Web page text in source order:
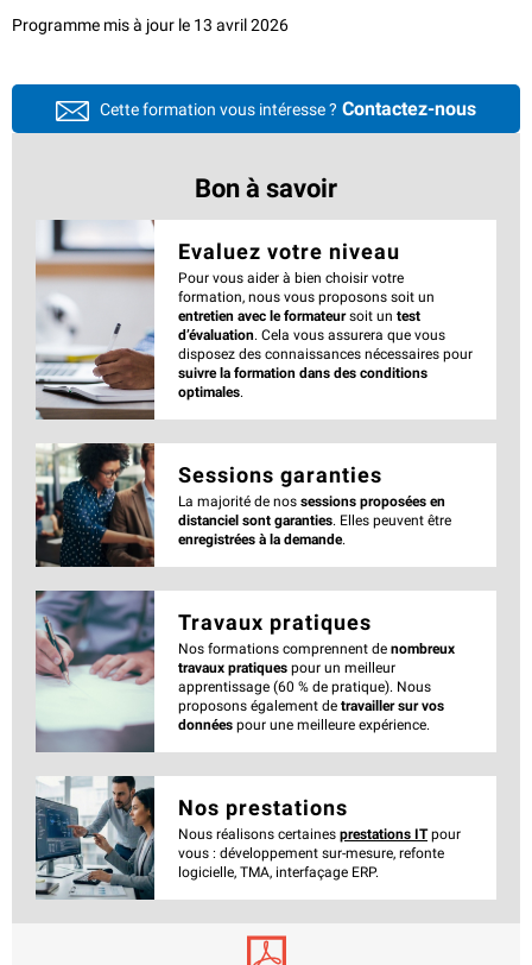
Programme mis à jour le 13 avril 2026
Cette formation vous intéresse ? Contactez-nous
Bon à savoir
Evaluez votre niveau
Pour vous aider à bien choisir votre
formation, nous vous proposons soit un
entretien avec le formateursoit un test
d’évaluation. Cela vous assurera que vous
disposez des connaissances nécessaires pour
suivre la formation dans des conditions
optimales.
Sessions garanties
La majorité de nos sessions proposées en
distanciel sont garanties. Elles peuvent être
enregistrées à la demande.
Travaux pratiques
Nos formations comprennent de nombreux
travaux pratiques pour un meilleur
apprentissage (60 % de pratique). Nous
proposons également de travailler sur vos
données pour une meilleure expérience.
Nos prestations
Nous réalisons certaines prestations ITpour
vous : développement sur-mesure, refonte
logicielle, TMA, interfaçage ERP.